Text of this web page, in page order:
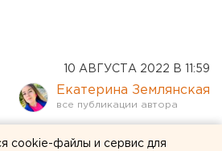
10 АВГУСТА 2022 В 11:59
Екатерина Землянская
cookie-файлы и сервис для